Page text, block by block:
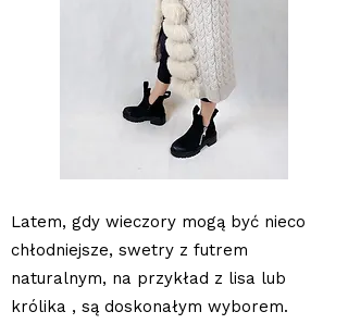
Latem, gdy wieczory mogą być nieco
chłodniejsze, swetry z futrem
naturalnym, na przykład z lisa lub
królika , są doskonałym wyborem.